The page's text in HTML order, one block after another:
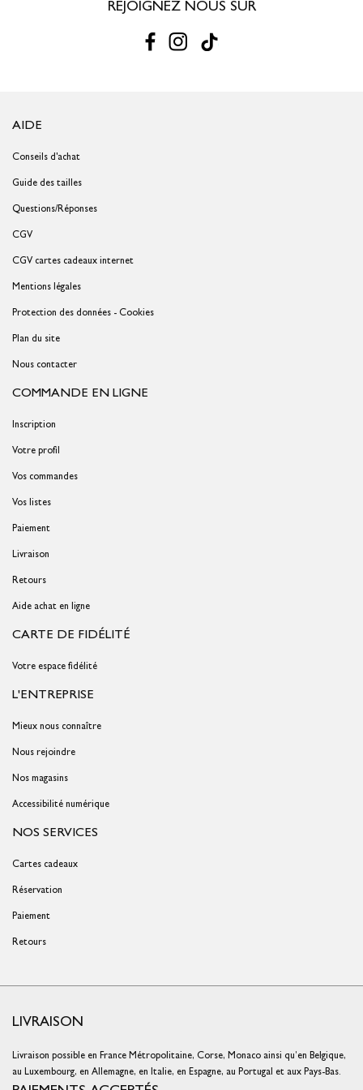
REJOIGNEZ NOUS SUR
AIDE
Conseils d'achat
Guide des tailles
Questions/Réponses
CGV
CGV cartes cadeaux internet
Mentions légales
Protection des données - Cookies
Plan du site
Nous contacter
COMMANDE EN LIGNE
Inscription
Votre profil
Vos commandes
Vos listes
Paiement
Livraison
Retours
Aide achat en ligne
CARTE DE FIDÉLITÉ
Votre espace fidélité
L'ENTREPRISE
Mieux nous connaître
Nous rejoindre
Nos magasins
Accessibilité numérique
NOS SERVICES
Cartes cadeaux
Réservation
Paiement
Retours
LIVRAISON
Livraison possible en France Métropolitaine, Corse, Monaco ainsi qu’en Belgique,
au Luxembourg, en Allemagne, en Italie, en Espagne, au Portugal et aux Pays-Bas.